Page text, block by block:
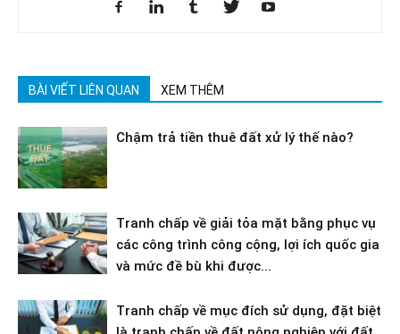
BÀI VIẾT LIÊN QUAN XEM THÊM
Chậm trả tiền thuê đất xử lý thế nào?
Tranh chấp về giải tỏa mặt bằng phục vụ
các công trình công cộng, lợi ích quốc gia
và mức đề bù khi được...
Tranh chấp về mục đích sử dụng, đặt biệt